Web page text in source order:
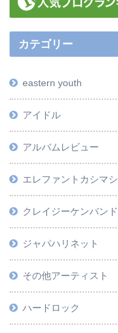
カテゴリー
eastern youth
アイドル
アルバムレビュー
エレファントカシマシ
クレイジーケンバンド
ジャパハリネット
その他アーティスト
ハードロック